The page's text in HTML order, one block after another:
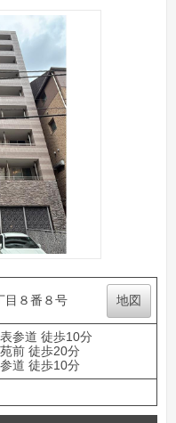
目８番８号 地図
参道 徒歩10分
前 徒歩20分
道 徒歩10分